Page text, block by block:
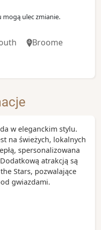
mogą ulec zmianie.
Broome
w eleganckim stylu.
na świeżych, lokalnych
spersonalizowana
atrakcją są
Stars, pozwalające
gwiazdami.